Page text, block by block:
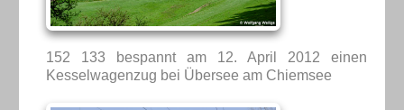
152 133 bespannt am 12. April 2012 einen
Kesselwagenzug bei Übersee am Chiemsee